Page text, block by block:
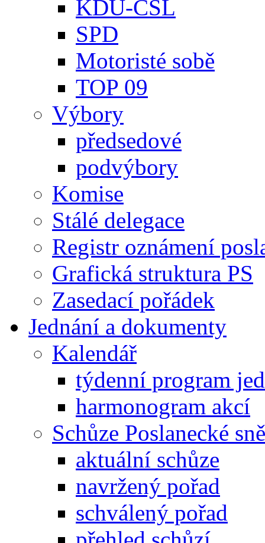
KDU-ČSL
SPD
Motoristé sobě
TOP 09
Výbory
předsedové
podvýbory
Komise
Stálé delegace
Registr oznámení
Grafická struktura PS
Zasedací pořádek
Jednání a dokumenty
Kalendář
týdenní program
harmonogram akcí
Schůze Poslanecké
aktuální schůze
navržený pořad
schválený pořad